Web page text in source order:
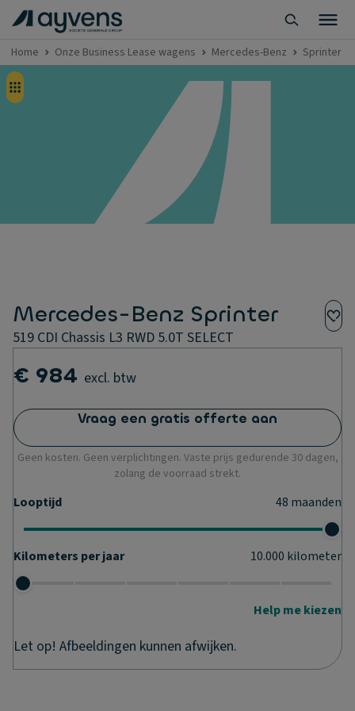
Home Onze Business Lease wagens Mercedes-Benz Sprinter
Mercedes-Benz Sprinter
519 CDI Chassis L3 RWD 5.0T SELECT
€ 984 excl. btw
Vraag een gratis offerte aan
Geen kosten. Geen verplichtingen. Vaste prijs gedurende 30 dagen,
zolang de voorraad strekt.
Looptijd 48 maanden
Kilometers per jaar 10.000 kilometer
Help me kiezen
Let op! Afbeeldingen kunnen afwijken.